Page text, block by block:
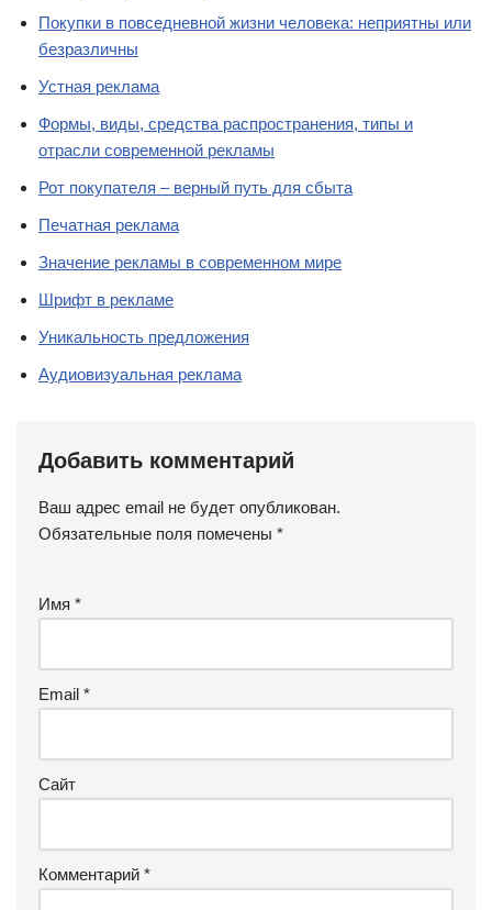
Покупки в повседневной жизни человека: неприятны или
безразличны
Устная реклама
Формы, виды, средства распространения, типы и
отрасли современной рекламы
Рот покупателя – верный путь для сбыта
Печатная реклама
Значение рекламы в современном мире
Шрифт в рекламе
Уникальность предложения
Аудиовизуальная реклама
Добавить комментарий
Ваш адрес email не будет опубликован.
Обязательные поля помечены *
Имя *
Email *
Сайт
Комментарий *